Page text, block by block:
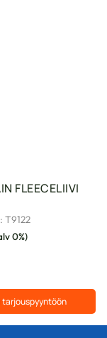
FLEECELIIVI
T9122
0%)
tarjouspyyntöön